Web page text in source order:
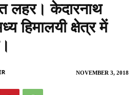
लहर। केदारनाथ
हिमालयी क्षेत्र में
NOVEMBER 3, 2018